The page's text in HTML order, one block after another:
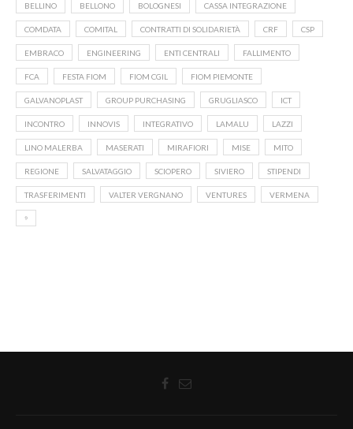
BELLINO BELLONO BOLOGNESI CASSA INTEGRAZIONE
COMDATA COMITAL CONTRATTI DI SOLIDARIETÀ CRF CSP
EMBRACO ENGINEERING ENTI CENTRALI FALLIMENTO
FCA FESTA FIOM FIOM CGIL FIOM PIEMONTE
GALVANOPLAST GROUP PURCHASING GRUGLIASCO ICT
INCONTRO INNOVIS INTEGRATIVO LAMALU LAZZI
LINO MALERBA MASERATI MIRAFIORI MISE MITO
REGIONE SALVATAGGIO SCIOPERO SIVIERO STIPENDI
TRASFERIMENTI VALTER VERGNANO VENTURES VERMENA
⁹